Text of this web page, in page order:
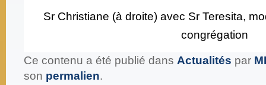
Sr Christiane (à droite) avec Sr Teresita,
congrégation
Ce contenu a été publié dans Actualités par
son permalien.